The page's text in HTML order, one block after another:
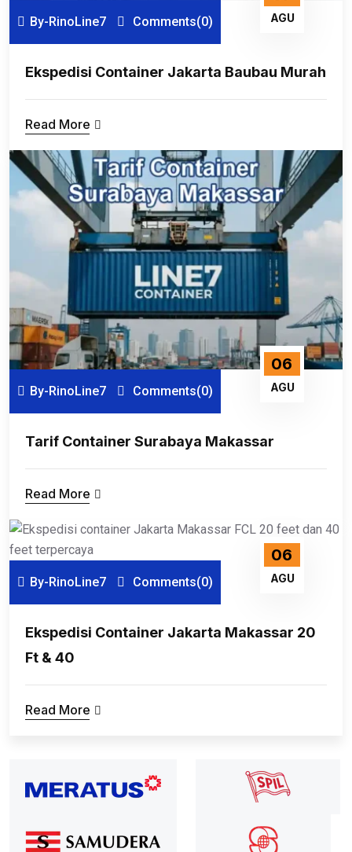
By-RinoLine7 Comments(0) AGU
Ekspedisi Container Jakarta Baubau Murah
Read More
By-RinoLine7 Comments(0)
06
AGU
Tarif Container Surabaya Makassar
Read More
By-RinoLine7 Comments(0)
06
AGU
Ekspedisi Container Jakarta Makassar 20
Ft & 40
Read More